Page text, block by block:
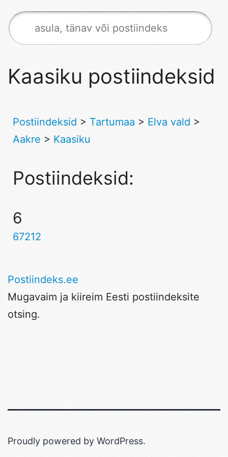
Kaasiku postiindeksid
Postiindeksid > Tartumaa > Elva vald >
Aakre > Kaasiku
Postiindeksid:
6
67212
Postiindeks.ee
Mugavaim ja kiireim Eesti postiindeksite
otsing.
Proudly powered by WordPress.